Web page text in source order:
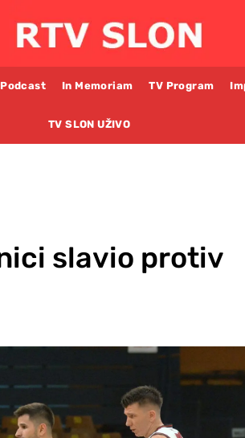
Podcast In Memoriam TV Program
TV SLON UŽIVO
slavio protiv